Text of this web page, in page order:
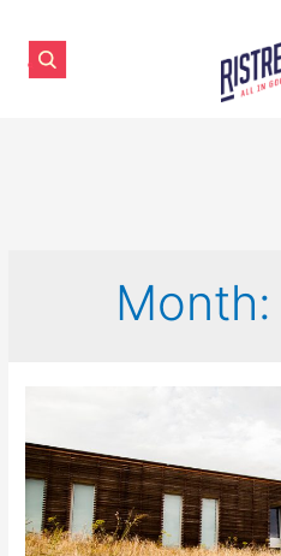
Month: